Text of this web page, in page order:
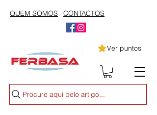
QUEM SOMOS CONTACTOS
Ver puntos
Procure aqui pelo artigo...